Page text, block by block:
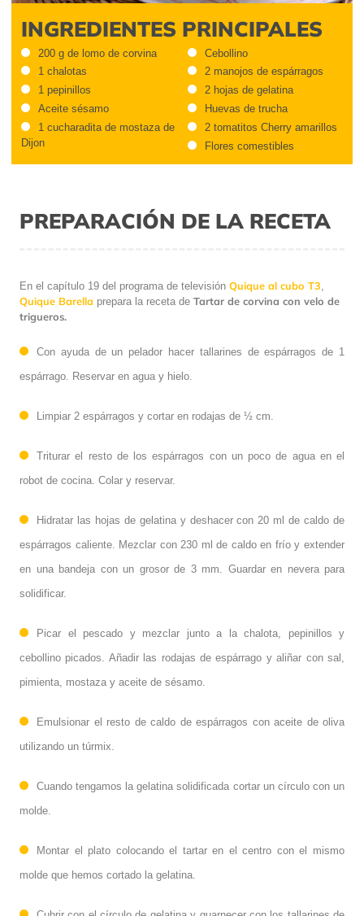
INGREDIENTES PRINCIPALES
200 g de lomo de corvina
1 chalotas
1 pepinillos
Aceite sésamo
1 cucharadita de mostaza de
Dijon
Cebollino
2 manojos de espárragos
2 hojas de gelatina
Huevas de trucha
2 tomatitos Cherry amarillos
Flores comestibles
PREPARACIÓN DE LA RECETA
En el capítulo 19 del programa de televisión Quique al cubo T3,
Quique Barella prepara la receta de Tartar de corvina con velo de
trigueros.
Con ayuda de un pelador hacer tallarines de espárragos de 1
espárrago. Reservar en agua y hielo.
Limpiar 2 espárragos y cortar en rodajas de ½ cm.
Triturar el resto de los espárragos con un poco de agua en el
robot de cocina. Colar y reservar.
Hidratar las hojas de gelatina y deshacer con 20 ml de caldo de
espárragos caliente. Mezclar con 230 ml de caldo en frío y extender
en una bandeja con un grosor de 3 mm. Guardar en nevera para
solidificar.
Picar el pescado y mezclar junto a la chalota, pepinillos y
cebollino picados. Añadir las rodajas de espárrago y aliñar con sal,
pimienta, mostaza y aceite de sésamo.
Emulsionar el resto de caldo de espárragos con aceite de oliva
utilizando un túrmix.
Cuando tengamos la gelatina solidificada cortar un círculo con un
molde.
Montar el plato colocando el tartar en el centro con el mismo
molde que hemos cortado la gelatina.